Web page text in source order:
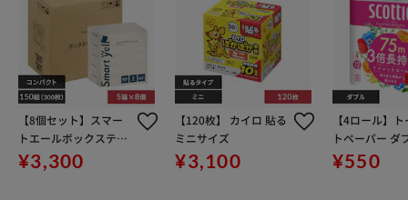
【8個セット】スマー
トエールボックスティ
ッシュ300枚(150組)×
5個パック
¥3,300
【120枚】 カイロ 貼る
ミニサイズ
¥3,100
【4ロール】
トペーパー ダ
巻 スコッティ
¥550